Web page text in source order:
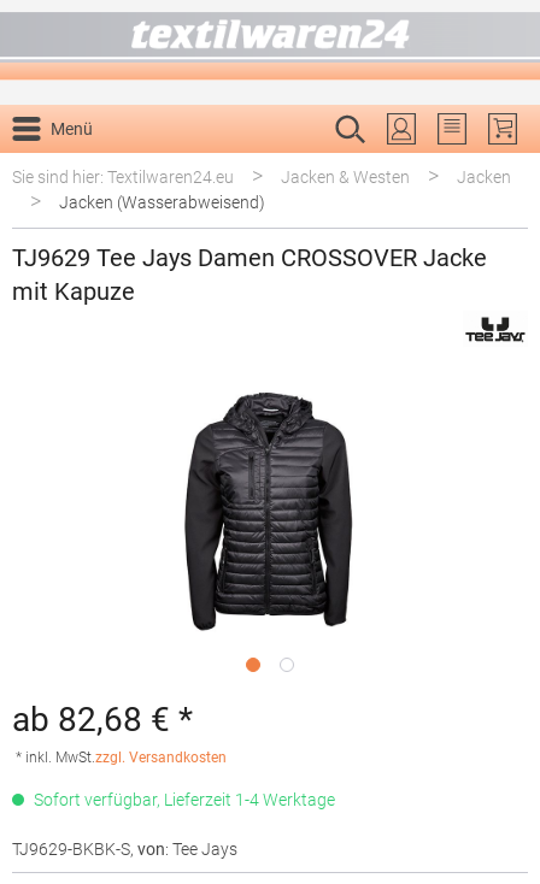
Menü
Du hast 0
Sie sind hier: Textilwaren24.eu
> Jacken & Westen > Jacken
> Jacken (Wasserabweisend)
TJ9629 Tee Jays Damen CROSSOVER Jacke
mit Kapuze
ab 82,68 € *
* inkl. MwSt.zzgl. Versandkosten
Sofort verfügbar, Lieferzeit 1-4 Werktage
TJ9629-BKBK-S, von: Tee Jays